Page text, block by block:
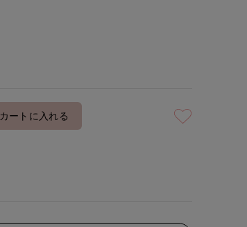
カートに入れる